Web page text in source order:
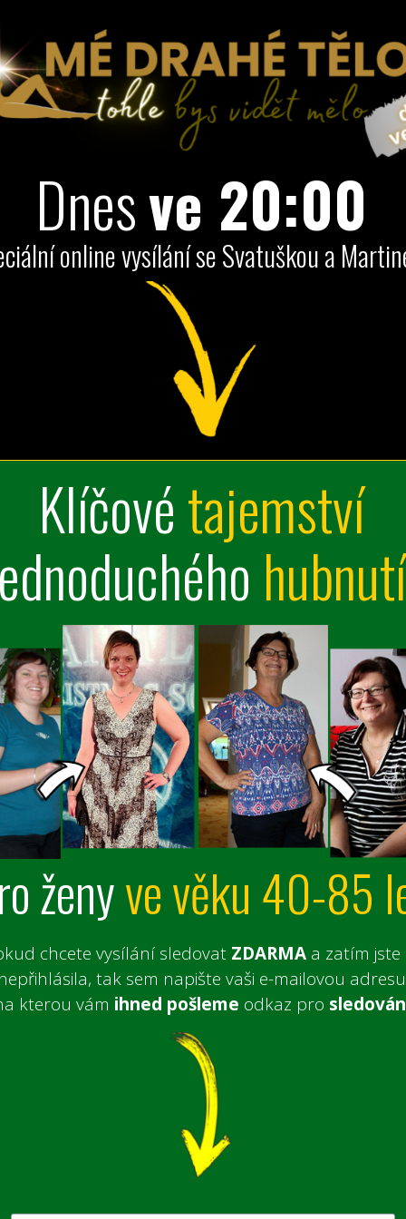
Dnesve 20:00
online vysílání se Svatuškou a
Klíčovétajemství
hubnutí
ženyve věku 40-85
chcete vysílání sledovat ZDARMAa zatím jste
tak sem napište vaši e-mailovou
kterou vám ihned pošleme odkaz pro